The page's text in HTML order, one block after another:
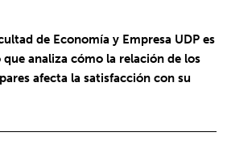
de Economía y Empresa UDP es
analiza cómo la relación de los
afecta la satisfacción con su